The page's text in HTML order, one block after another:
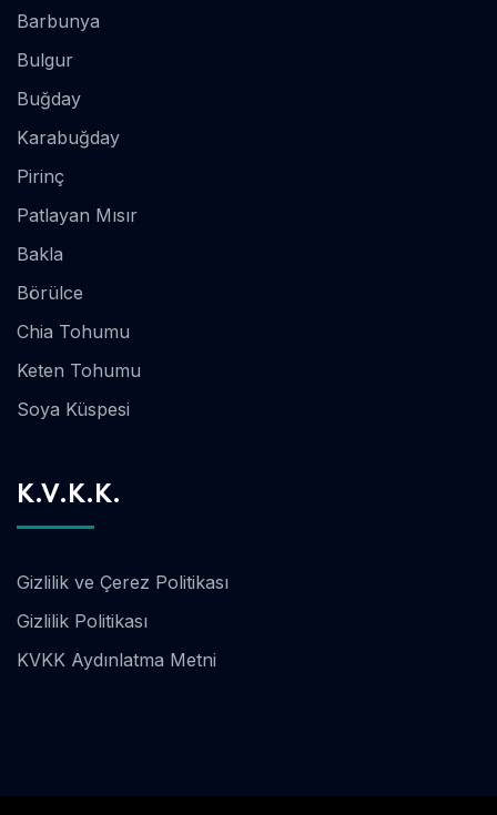
Barbunya
Bulgur
Buğday
Karabuğday
Pirinç
Patlayan Mısır
Bakla
Börülce
Chia Tohumu
Keten Tohumu
Soya Küspesi
K.V.K.K.
Gizlilik ve Çerez Politikası
Gizlilik Politikası
KVKK Aydınlatma Metni